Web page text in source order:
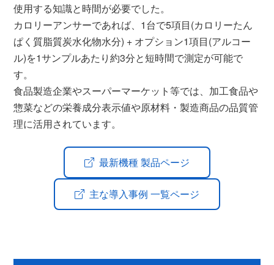
使用する知識と時間が必要でした。
カロリーアンサーであれば、1台で5項目(カロリーたん
ぱく質脂質炭水化物水分) + オプション1項目(アルコー
ル)を1サンプルあたり約3分と短時間で測定が可能で
す。
食品製造企業やスーパーマーケット等では、加工食品や
惣菜などの栄養成分表示値や原材料・製造商品の品質管
理に活用されています。
最新機種 製品ページ
主な導入事例 一覧ページ